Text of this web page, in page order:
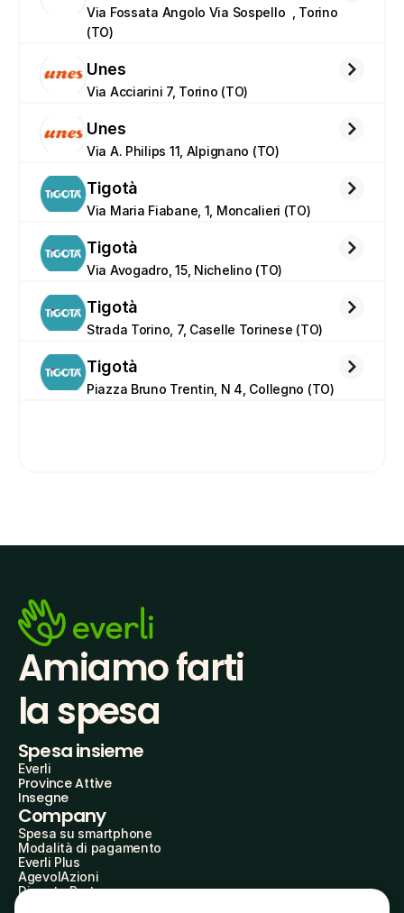
Via Fossata Angolo Via Sospello  , Torino
(TO)
Unes
Via Acciarini 7, Torino (TO)
Unes
Via A. Philips 11, Alpignano (TO)
Tigotà
Via Maria Fiabane, 1, Moncalieri (TO)
Tigotà
Via Avogadro, 15, Nichelino (TO)
Tigotà
Strada Torino, 7, Caselle Torinese (TO)
Tigotà
Piazza Bruno Trentin, N 4, Collegno (TO)
Amiamo farti
la spesa
Spesa insieme
Everli
Province Attive
Insegne
Company
Spesa su smartphone
Modalità di pagamento
Everli Plus
AgevolAzioni
Diventa Partner